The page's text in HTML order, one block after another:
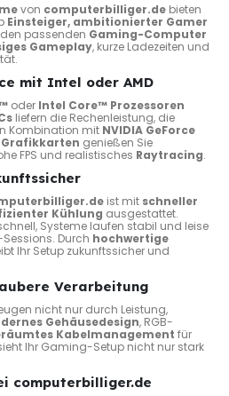
von computerbilliger.de bieten
Einsteiger, ambitionierter Gamer
passenden Gaming-Computer
Gameplay, kurze Ladezeiten und
mit Intel oder AMD
oder Intel Core™ Prozessoren
liefern die Rechenleistung, die
Kombination mit NVIDIA GeForce
Grafikkarten genießen Sie
FPS und realistisches Raytracing.
ist mit schneller
Kühlung ausgestattet.
Systeme laufen stabil und leise
Durch hochwertige
Ihr Setup zukunftssicher und
Verarbeitung
nicht nur durch Leistung,
Gehäusedesign, RGB-
Kabelmanagement für
Ihr Gaming-Setup nicht nur stark
computerbilliger.de